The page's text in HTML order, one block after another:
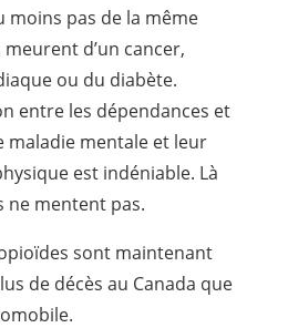
pas de la même
d’un cancer,
ou du diabète.
entre les dépendances et
maladie mentale et leur
est indéniable. Là
ne mentent pas.
sont maintenant
de décès au Canada que